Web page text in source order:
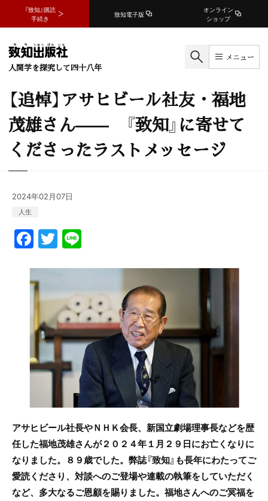
『致知』購読
手続き
致知電子版
オンライン
ショップ
人間学を探究して四十八年
メニュー
【追悼】アサヒビール社友・福地
茂雄さん—— 『致知』に寄せて
くださったラストメッセージ
2024年02月07日
人生
F
a
c
e
b
o
o
k
T
w
itt
er
e
アサヒビール社長やＮＨＫ会長、新国立劇場理事長などを歴
任した福地茂雄さんが２０２４年１月２９日にお亡くなりに
なりました。８９歳でした。弊誌『致知』も長年にわたってご
愛読くださり、対談へのご登場や連載の執筆をしていただく
など、多大なるご恩顧を賜りました。福地さんへのご冥福を